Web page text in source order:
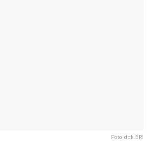
Foto dok BRI